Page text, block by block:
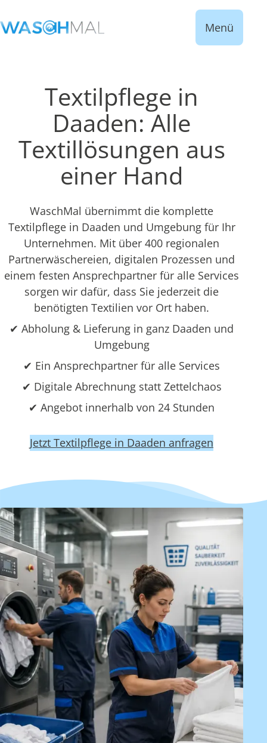
Menü
Textilpflege in
Daaden: Alle
Textillösungen aus
einer Hand
WaschMal übernimmt die komplette
Textilpflege in Daaden und Umgebung für Ihr
Unternehmen. Mit über 400 regionalen
Partnerwäschereien, digitalen Prozessen und
einem festen Ansprechpartner für alle Services
sorgen wir dafür, dass Sie jederzeit die
benötigten Textilien vor Ort haben.
✔ Abholung & Lieferung in ganz Daaden und
Umgebung
✔ Ein Ansprechpartner für alle Services
✔ Digitale Abrechnung statt Zettelchaos
✔ Angebot innerhalb von 24 Stunden
Jetzt Textilpflege in Daaden anfragen